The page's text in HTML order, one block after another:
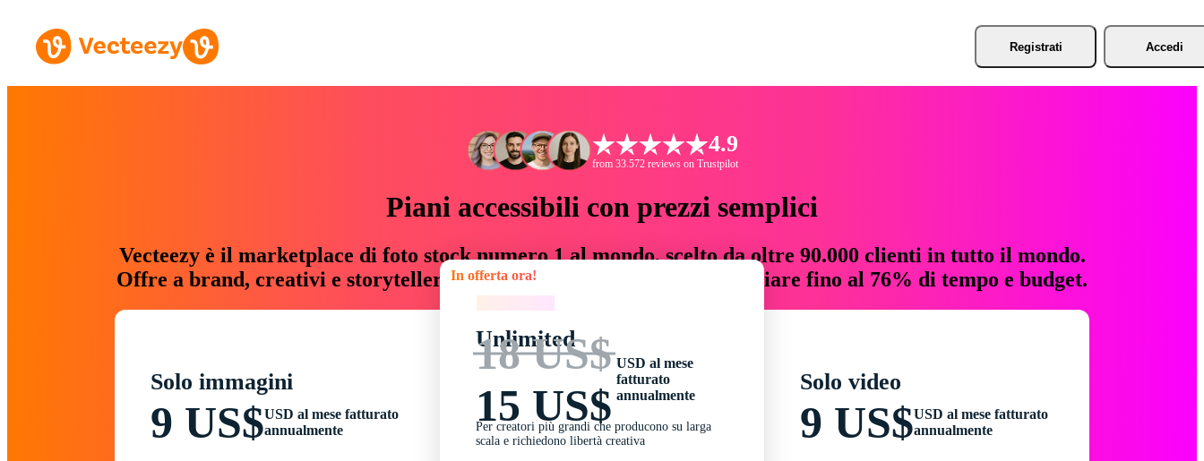
Registrati Accedi
4.9
from 33.572 reviews on Trustpilot
Piani accessibili con prezzi semplici
Vecteezy è il marketplace di foto stock numero 1 al mondo, scelto da oltre 90.000 clienti in tutto il mondo.
Offre a brand, creativi e storyteller risorse creative che fanno risparmiare fino al 76% di tempo e budget.
Solo immagini
9 US$USD al mese fatturato
annualmente
In offerta ora!
Unlimited
18 US$
15 US$
USD al mese
fatturato
annualmente
Per creatori più grandi che producono su larga
scala e richiedono libertà creativa
Solo video
9 US$USD al mese fatturato
annualmente